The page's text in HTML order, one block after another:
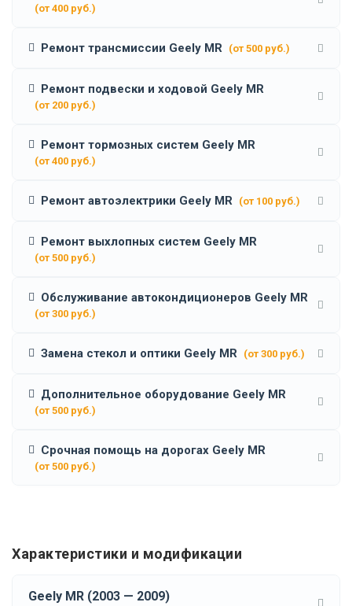
(от 400 руб.)
Ремонт трансмиссии Geely MR (от 500 руб.)
Ремонт подвески и ходовой Geely MR
(от 200 руб.)
Ремонт тормозных систем Geely MR
(от 400 руб.)
Ремонт автоэлектрики Geely MR (от 100 руб.)
Ремонт выхлопных систем Geely MR
(от 500 руб.)
Обслуживание автокондиционеров Geely MR
(от 300 руб.)
Замена стекол и оптики Geely MR (от 300 руб.)
Дополнительное оборудование Geely MR
(от 500 руб.)
Срочная помощь на дорогах Geely MR
(от 500 руб.)
Характеристики и модификации
Geely MR (2003 — 2009)